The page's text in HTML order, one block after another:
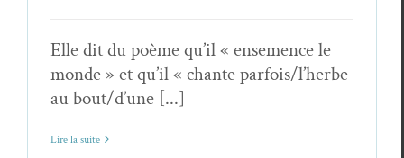
Elle dit du poème qu’il « ensemence le
monde » et qu’il « chante parfois/l’herbe
au bout/d’une [...]
Lire la suite